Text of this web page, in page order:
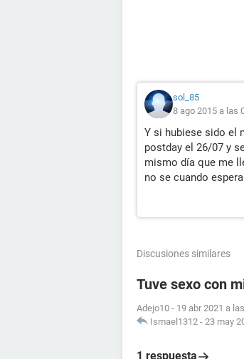
sol_85
8 ago 2015 a las
Y si hubiese sido el
postday el 26/07 y
mismo día que me
no se cuando
Discusiones similares
Tuve sexo con
Adejo10 - 19 abr 2021 a
Ismael1312 - 23 may
1 respuesta